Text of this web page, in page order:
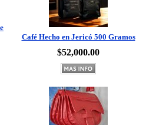
Café Hecho en Jericó 500 Gramos
$52,000.00